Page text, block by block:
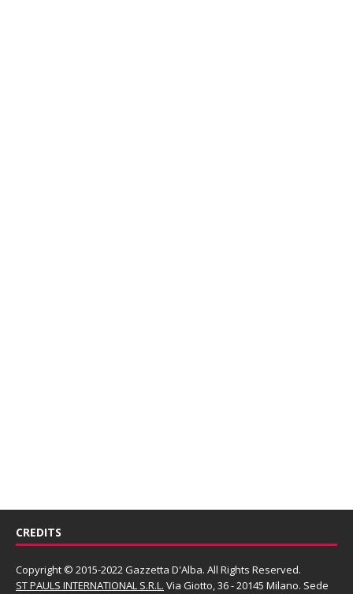
CREDITS
Copyright © 2015-2022 Gazzetta D'Alba. All Rights Reserved.
ST PAULS INTERNATIONAL S.R.L. Via Giotto, 36 - 20145 Milano. Sede